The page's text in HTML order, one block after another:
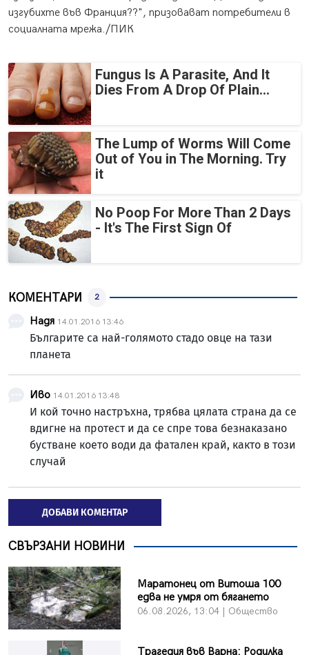
изгубихте във Франция??", призовават потребители в
социалната мрежа./ПИК
Fungus Is A Parasite, And It
Dies From A Drop Of Plain...
The Lump of Worms Will Come
Out of You in The Morning. Try
it
No Poop For More Than 2 Days
- It's The First Sign Of
КОМЕНТАРИ 2
Надя 14.01.2016 13:46
Българите са най-голямото стадо овце на тази
планета
Иво 14.01.2016 13:48
И кой точно настръхна, трябва цялата страна да се
вдигне на протест и да се спре това безнаказано
бустване което води да фатален край, както в този
случай
ДОБАВИ КОМЕНТАР
СВЪРЗАНИ НОВИНИ
Маратонец от Витоша 100
едва не умря от бягането
06.08.2026, 13:04 | Общество
Трагедия във Варна: Родилка